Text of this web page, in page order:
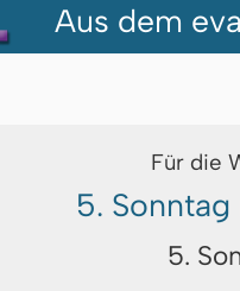
Aus dem
Für die
5.
5.